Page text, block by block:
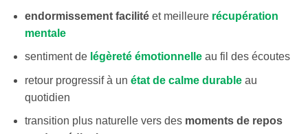
endormissement facilitéet meilleurerécupération
mentale
sentiment de légèreté émotionnelleau fil des écoutes
retour progressif à un état de calme durable au
quotidien
transition plus naturelle vers des moments de repos